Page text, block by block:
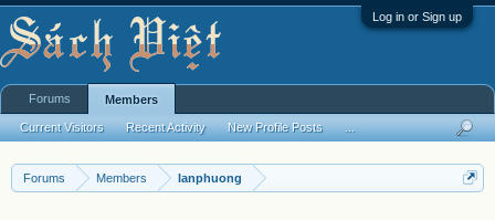
Log in or Sign up
Forums Members lanphuong
Forums Members
Current Visitors Recent Activity New Profile Posts